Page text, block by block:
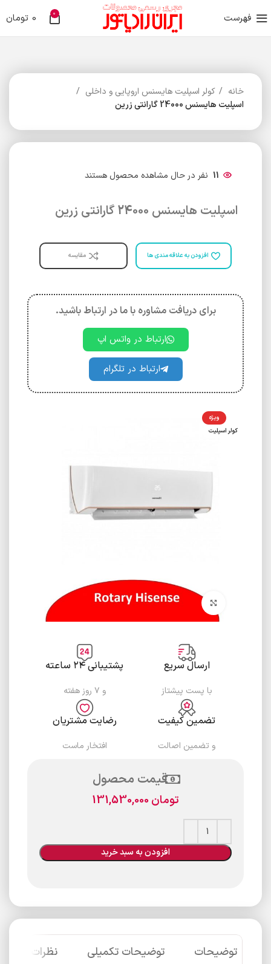
فهرست 0 تومان
خانه
کولر اسپلیت هایسنس اروپایی و داخلی
اسپلیت هایسنس 24000 گارانتی زرین
11 نفر در حال مشاهده محصول هستند
اسپلیت هایسنس 24000 گارانتی زرین
افزودن به علاقه مندی ها مقایسه
برای دریافت مشاوره با ما در ارتباط باشید.
ارتباط در واتس اپ
ارتباط در تلگرام
ویژه
کولر اسپلیت
برای بزرگنمایی کلیک کنید
ارسال سریع
با پست پیشتاز
پشتیبانی ۲۴ ساعته
و ۷ روز هفته
تضمین کیفیت
و تضمین اصالت
رضایت مشتریان
افتخار ماست
قیمت محصول
تومان
افزودن به سبد خرید
توضیحات توضیحات تکمیلی نظرات (0)